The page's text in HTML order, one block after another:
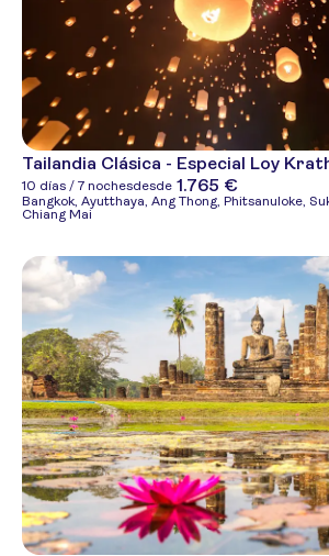
Tailandia Clásica - Especial Loy
10 días / 7 nochesdesde 1.765 €
Bangkok, Ayutthaya, Ang Thong, Phitsanuloke,
Chiang Mai